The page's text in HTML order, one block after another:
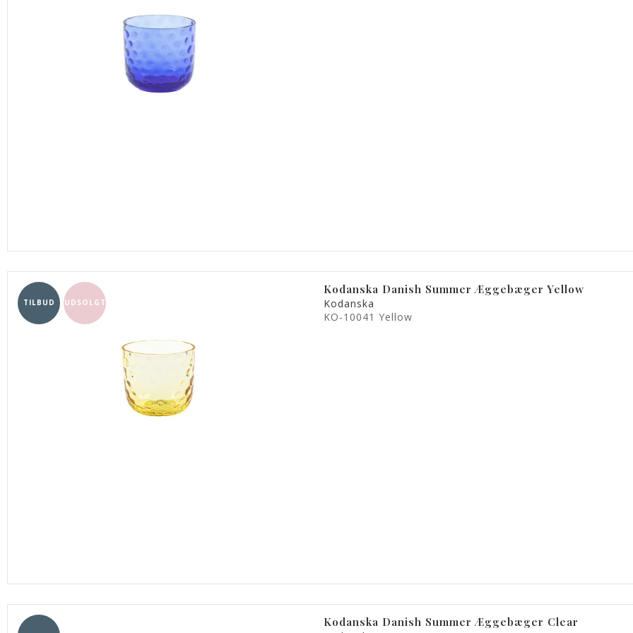
TILBUD UDSOLGT
Kodanska Danish Summer Æggebæger Yellow
Kodanska
KO-10041 Yellow
Kodanska Danish Summer Æggebæger Clear